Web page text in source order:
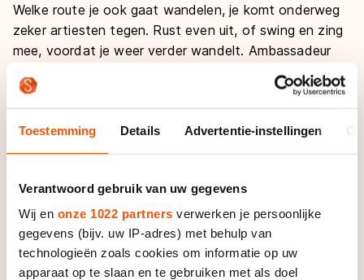
Toestemming Details Advertentie-instellingen
Verantwoord gebruik van uw gegevens
Wij en onze 1022 partners verwerken je persoonlijke
gegevens (bijv. uw IP-adres) met behulp van
technologieën zoals cookies om informatie op uw
apparaat op te slaan en te gebruiken met als doel
Deze zomer de weg op
Waar kan ik schaatsen en skaten?
Alles voor jou als schaatsfan
Evenementen
Livestreams
Word schaatsfan!
Winacties
Olympische Spelen
Olympische Spelen
Medaille overzicht
Olympische uitslagen
Welke route je ook gaat wandelen, je komt onderweg
zeker artiesten tegen. Rust even uit, of swing en zing
mee, voordat je weer verder wandelt. Ambassadeur
feestelijk tintje te geven.
Bij de start en finish staat een groot podium,
waar diverse artiesten een spetterend concert geven.
bekende live artiesten zoals onder meer Jeroen van
der Boom!
Naast een ontzettend leuke dag halen we met z’n
allen geld op voorGroen & Handicap, het